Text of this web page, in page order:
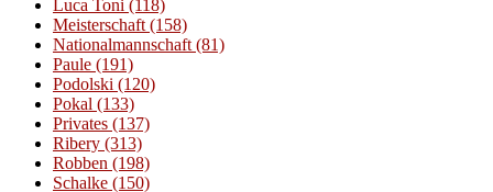
Luca Toni (118)
Meisterschaft (158)
Nationalmannschaft (81)
Paule (191)
Podolski (120)
Pokal (133)
Privates (137)
Ribery (313)
Robben (198)
Schalke (150)